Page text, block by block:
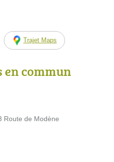
Trajet Maps
commun
Route de Modène